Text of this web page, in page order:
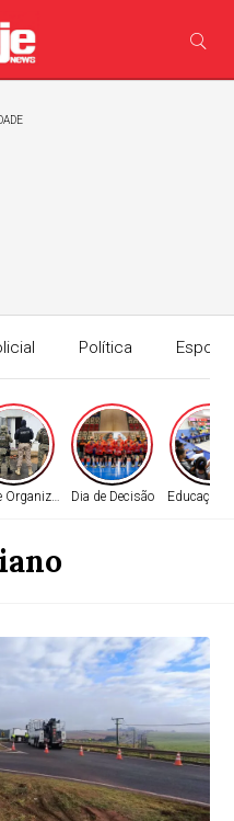
Política
Edição
OrganizadoDia de Decisão Educação